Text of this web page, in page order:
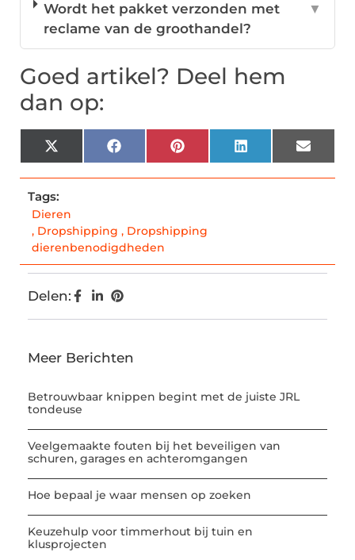
Wordt het pakket verzonden met
reclame van de groothandel?
▼
Goed artikel? Deel hem
dan op:
X
(Twitter)
FacebookPinterestLinkedInEmail
Tags:
Dieren
, Dropshipping , Dropshipping
dierenbenodigdheden
Delen:
Meer Berichten
Betrouwbaar knippen begint met de juiste JRL
tondeuse
Veelgemaakte fouten bij het beveiligen van
schuren, garages en achteromgangen
Hoe bepaal je waar mensen op zoeken
Keuzehulp voor timmerhout bij tuin en
klusprojecten